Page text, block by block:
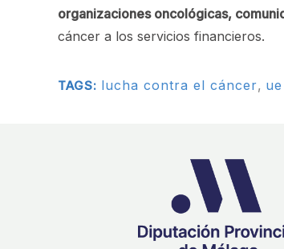
organizaciones oncológicas,
cáncer a los servicios financieros.
TAGS: lucha contra el cáncer, ue